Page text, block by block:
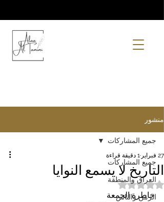
منشور
جميع المشاركات
العراق والمنطقة
الزمن والناس
جميع المشاركات
التاريخ لا يسمع النوايا
27 فبراير 1 دقيقة قراءة
تم التقييم بـ ليس رقمًا من أصل 5 نجوم.
خاطرة الجمعة